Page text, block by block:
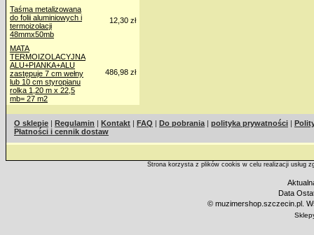
Taśma metalizowana
do folii aluminiowych i
termoizolacji
48mmx50mb
12,30 zł
MATA
TERMOIZOLACYJNA
ALU+PIANKA+ALU
zastępuje 7 cm wełny
lub 10 cm styropianu
rolka 1,20 m x 22,5
mb= 27 m2
486,98 zł
O sklepie | Regulamin | Kontakt | FAQ | Do pobrania | polityka prywatności |
Płatności i cennik dostaw
Strona korzysta z plików cookis w celu realizacji usług
Data
© muzimershop.szczecin.pl.